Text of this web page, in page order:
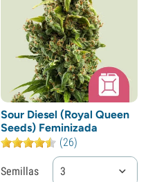
Sour Diesel (Royal Queen
Seeds) Feminizada
(26)
Semillas 3